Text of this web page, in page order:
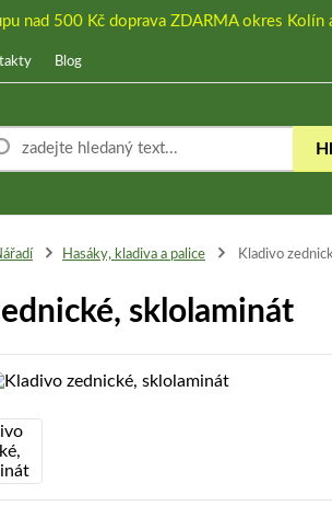
nad 500 Kč doprava ZDARMA okres Kolín
Blog
Hasáky, kladiva a palice Kladivo
sklolaminát